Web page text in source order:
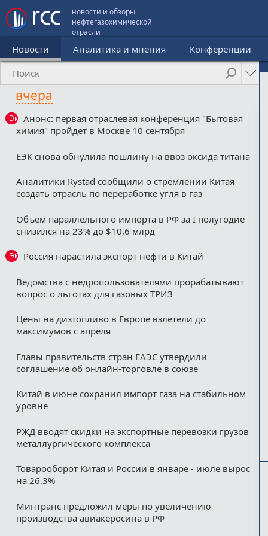
новости и обзоры
нефтегазохимической
отрасли
Новости Аналитика и мнения Конференции
вчера
Эксклюзив
Анонс: первая отраслевая конференция "Бытовая
химия" пройдет в Москве 10 сентября
ЕЭК снова обнулила пошлину на ввоз оксида титана
Аналитики Rystad сообщили о стремлении Китая
создать отрасль по переработке угля в газ
Объем параллельного импорта в РФ за I полугодие
снизился на 23% до $10,6 млрд
Эксклюзив
Россия нарастила экспорт нефти в Китай
Ведомства с недропользователями прорабатывают
вопрос о льготах для газовых ТРИЗ
Цены на дизтопливо в Европе взлетели до
максимумов с апреля
Главы правительств стран ЕАЭС утвердили
соглашение об онлайн-торговле в союзе
Китай в июне сохранил импорт газа на стабильном
уровне
РЖД вводят скидки на экспортные перевозки грузов
металлургического комплекса
Товарооборот Китая и России в январе - июле вырос
на 26,3%
Минтранс предложил меры по увеличению
производства авиакеросина в РФ